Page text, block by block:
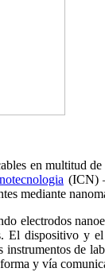
en multitud
(ICN)
mediante
electrodos
El dispositivo y
instrumentos de
y vía